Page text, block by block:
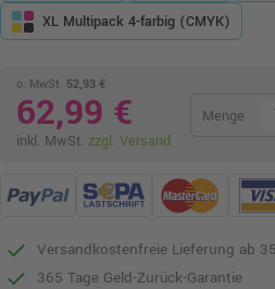
XL Multipack 4-farbig (CMYK)
o. MwSt. 52,93 €
62,99 €
inkl. MwSt. zzgl. Versand
Menge
Versandkostenfreie Lieferung ab
365 Tage Geld-Zurück-Garantie